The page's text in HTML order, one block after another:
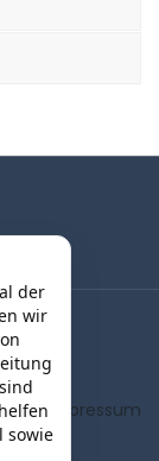
der
wir
sowie
Impressum